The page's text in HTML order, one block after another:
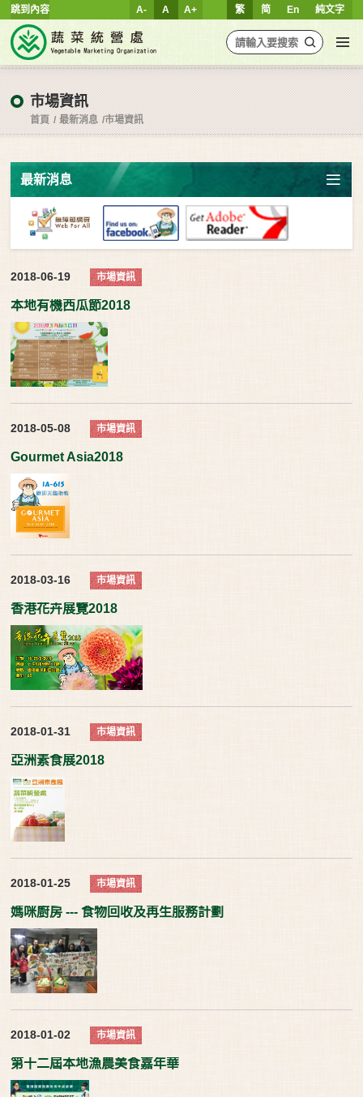
跳到內容 繁 简 En 純文字
A- A A+
市場資訊
首頁 最新消息 市場資訊
最新消息
2018-06-19 市場資訊
本地有機西瓜節2018
2018-05-08 市場資訊
Gourmet Asia2018
2018-03-16 市場資訊
香港花卉展覽2018
2018-01-31 市場資訊
亞洲素食展2018
2018-01-25 市場資訊
媽咪廚房 --- 食物回收及再生服務計劃
2018-01-02 市場資訊
第十二屆本地漁農美食嘉年華